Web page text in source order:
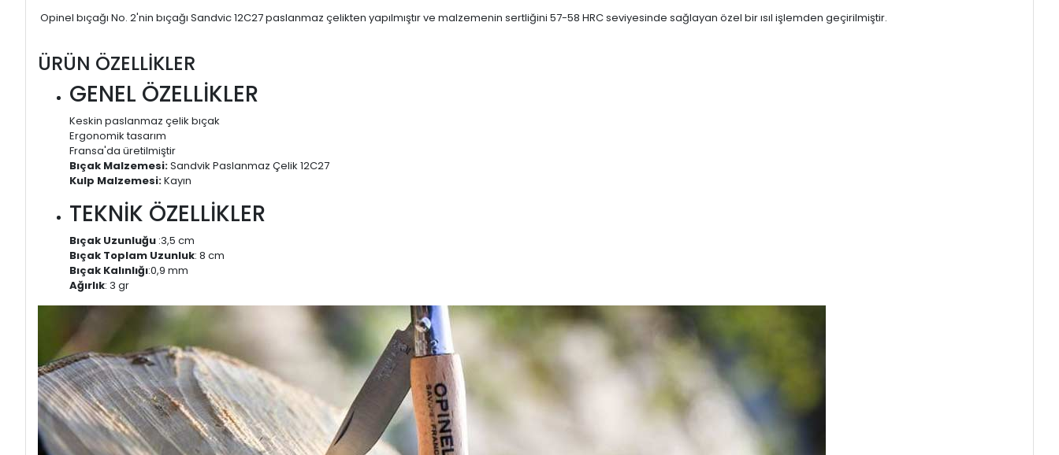
Opinel bıçağı No. 2'nin bıçağı Sandvic 12C27 paslanmaz çelikten yapılmıştır ve malzemenin sertliğini 57-58 HRC seviyesinde sağlayan özel bir ısıl işlemden geçirilmiştir.
ÜRÜN ÖZELLİKLER
GENEL ÖZELLİKLER
Keskin paslanmaz çelik bıçak
Ergonomik tasarım
Fransa'da üretilmiştir
Bıçak Malzemesi:Sandvik Paslanmaz Çelik 12C27
Kulp Malzemesi:Kayın
TEKNİK ÖZELLİKLER
Bıçak Uzunluğu :3,5 cm
Bıçak Toplam Uzunluk: 8 cm
Bıçak Kalınlığı:0,9 mm
Ağırlık: 3 gr